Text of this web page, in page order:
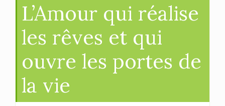
L’Amour qui réalise
les rêves et qui
ouvre les portes de
la vie